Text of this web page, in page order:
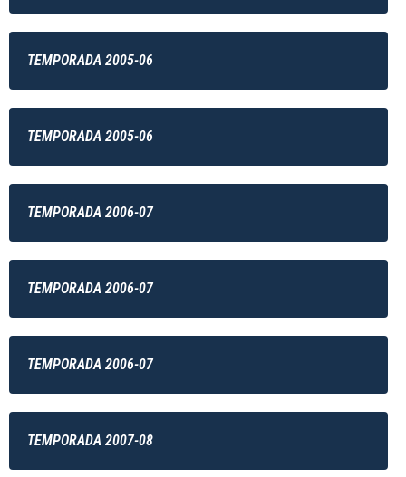
TEMPORADA 2005-06
TEMPORADA 2005-06
TEMPORADA 2006-07
TEMPORADA 2006-07
TEMPORADA 2006-07
TEMPORADA 2007-08